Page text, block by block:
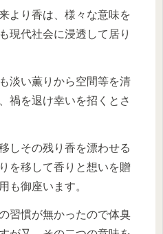
より香は、様々な意味を
現代社会に浸透して居り
淡い薫りから空間等を清
禍を退け幸いを招くとさ
しその残り香を漂わせる
を移して香りと想いを贈
も御座います。
習慣が無かったので体臭